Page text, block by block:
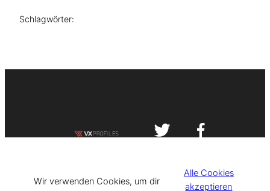
Schlagwörter:
[current_year] VISIT-X. Made with
Wir verwenden Cookies, um dir
Alle Cookies
akzeptieren